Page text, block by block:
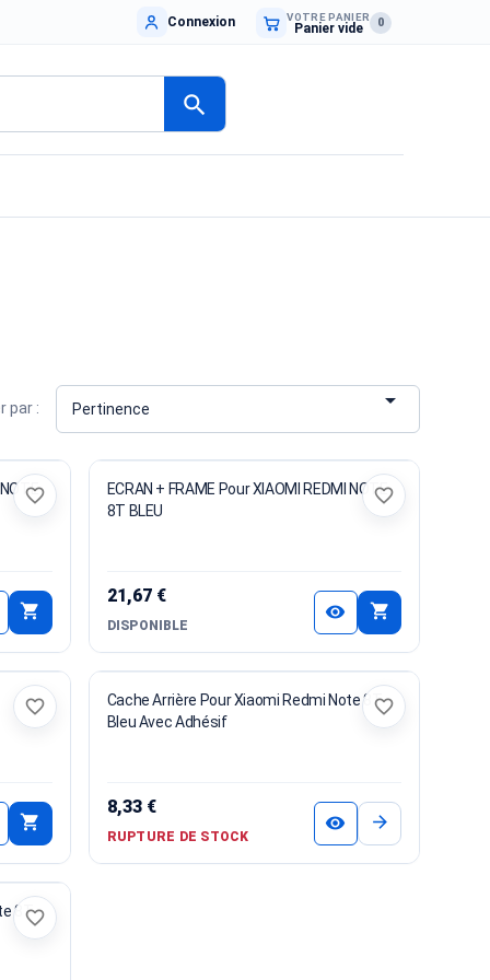
Connexion VOTRE PANIER
Panier vide 0
search
par : Pertinence 
shopping_cart
favorite_border
ECRAN + FRAME Pour XIAOMI REDMI NOTE
8T BLEU
21,67 €
DISPONIBLE
visibility shopping_cart
favorite_border
shopping_cart
favorite_border
Cache Arrière Pour Xiaomi Redmi Note 8T
Bleu Avec Adhésif
8,33 €
RUPTURE DE STOCK
visibility arrow_forward
favorite_border
8Tfavorite_border